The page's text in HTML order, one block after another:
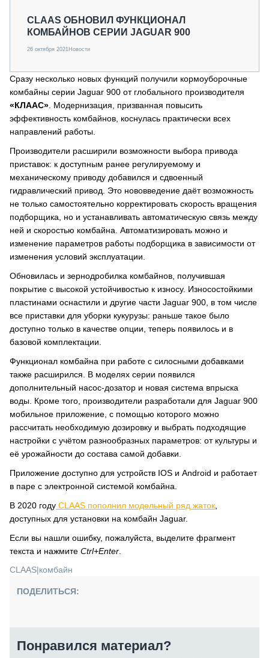
О ПРОЕКТЕ
CLAAS ОБНОВИЛ ФУНКЦИОНАЛ
КОМБАЙНОВ СЕРИИ JAGUAR 900
26 октября 2021Новости
Сразу несколько новых функций получили кормоуборочные
комбайны серии Jaguar 900 от глобального производителя
«КЛААС» . Модернизация, призванная повысить
эффективность комбайнов, коснулась практически всех
направлений работы.
Производители расширили возможности выбора привода
приставок: к доступным ранее регулируемому и
механическому приводу добавился и сдвоенный
гидравлический привод. Это нововведение даёт возможность
не только самостоятельно корректировать скорость вращения
подборщика, но и устанавливать автоматическую связь между
ней и скоростью комбайна. Автоматизировать можно и
изменение параметров работы подборщика в зависимости от
изменения условий эксплуатации.
Обновилась и зернодробилка комбайнов, получившая
покрытие с высокой устойчивостью к износу. Износостойкими
пластинами оснастили и другие части Jaguar 900, в том числе
все приставки для уборки кукурузы: раньше такое было
доступно только в качестве опции, теперь появилось и в
базовой комплектации.
Функционал комбайна при работе с силосными добавками
также расширился. В моделях серии появился
дополнительный насос-дозатор и новая система впрыска
воды. Кроме того, производители разработали для Jaguar 900
мобильное приложение, с помощью которого можно
рассчитать необходимую дозировку и выбрать подходящие
настройки с учётом разнообразных параметров: от культуры и
её урожайности до состава самой добавки.
Приложение доступно для устройств IOS и Android и работает
в паре с электронной системой комбайна.
В 2020 году CLAAS пополнил модельный ряд жаток
доступных для установки на комбайн Jaguar.
Если вы нашли ошибку, пожалуйста, выделите фрагмент
текста и нажмите Ctrl+Enter
CLAAS|комбайн
ПОДЕЛИТЬСЯ:
Понравился материал?